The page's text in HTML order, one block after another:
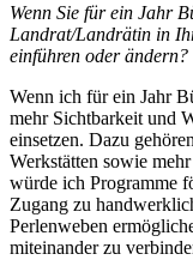
Wenn Sie für ein Jahr
Landrat/Landrätin in
einführen oder ändern?
Wenn ich für ein Jahr
mehr Sichtbarkeit und
einsetzen. Dazu
Werkstätten sowie
würde ich Programme
Zugang zu
Perlenweben
miteinander zu